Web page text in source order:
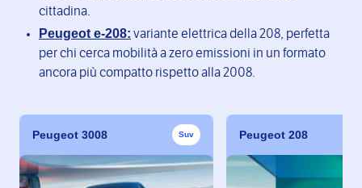
cittadina.
Peugeot e-208: variante elettrica della 208, perfetta
per chi cerca mobilità a zero emissioni in un formato
ancora più compatto rispetto alla 2008.
Peugeot 3008 Suv Peugeot 208